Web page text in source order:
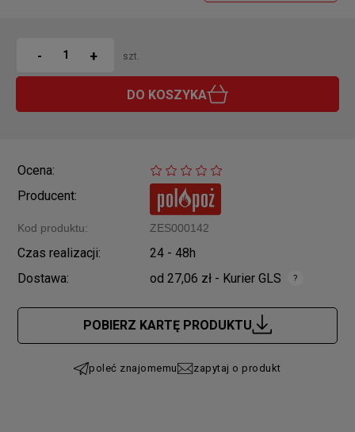
- + szt.
DO KOSZYKA
Ocena:
Producent:
Kod produktu: ZES000142
Czas realizacji:
24 - 48h
Dostawa:
od 27,06 zł - Kurier GLS
Cena nie zawiera ewentualnych kosztów płatności
POBIERZ KARTĘ PRODUKTU
poleć znajomemu zapytaj o produkt